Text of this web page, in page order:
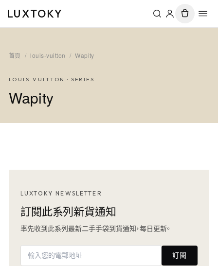
LUXTOKY
首頁 / louis-vuitton / Wapity
LOUIS-VUITTON · SERIES
Wapity
LUXTOKY NEWSLETTER
訂閱此系列新貨通知
率先收到此系列最新二手手袋到貨通知，每日更新。
訂閱